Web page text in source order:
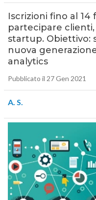
Iscrizioni fino al
partecipare
startup. Obiettivo:
nuova
analytics
Pubblicato il 27 Gen 2021
A. S.